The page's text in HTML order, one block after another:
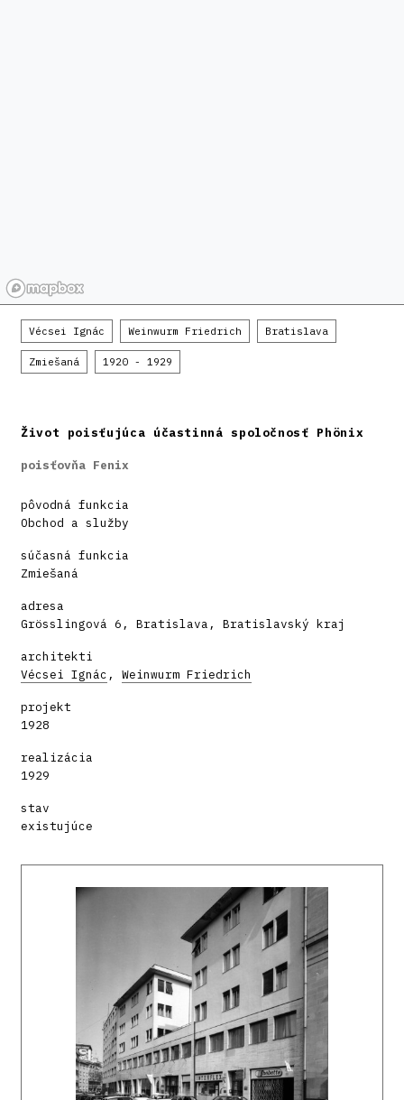
Vécsei Ignác Weinwurm Friedrich Bratislava
Zmiešaná 1920 - 1929
Život poisťujúca účastinná spoločnosť Phönix
poisťovňa Fenix
pôvodná funkcia
Obchod a služby
súčasná funkcia
Zmiešaná
adresa
Grösslingová 6, Bratislava, Bratislavský kraj
architekti
Vécsei Ignác , Weinwurm Friedrich
projekt
1928
realizácia
1929
stav
existujúce